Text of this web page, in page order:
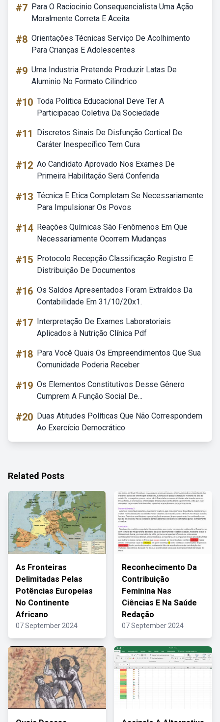
#7 Para O Raciocinio Consequencialista Uma Ação
Moralmente Correta E Aceita
#8 Orientações Técnicas Serviço De Acolhimento
Para Crianças E Adolescentes
#9 Uma Industria Pretende Produzir Latas De
Aluminio No Formato Cilindrico
#10 Toda Politica Educacional Deve Ter A
Participacao Coletiva Da Sociedade
#11
Discretos Sinais De Disfunção Cortical De
Caráter Inespecífico Tem Cura
#12 Ao Candidato Aprovado Nos Exames De
Primeira Habilitação Será Conferida
#13 Técnica E Etica Completam Se Necessariamente
Para Impulsionar Os Povos
#14 Reações Químicas São Fenômenos Em Que
Necessariamente Ocorrem Mudanças
#15 Protocolo Recepção Classificação Registro E
Distribuição De Documentos
#16 Os Saldos Apresentados Foram Extraídos Da
Contabilidade Em 31/10/20x1.
#17 Interpretação De Exames Laboratoriais
Aplicados à Nutrição Clínica Pdf
#18 Para Você Quais Os Empreendimentos Que Sua
Comunidade Poderia Receber
#19 Os Elementos Constitutivos Desse Gênero
Cumprem A Função Social De...
#20 Duas Atitudes Políticas Que Não Correspondem
Ao Exercício Democrático
Related Posts
As Fronteiras
Delimitadas Pelas
Potências Europeias
No Continente
Africano
07 September 2024
Reconhecimento Da
Contribuição
Feminina Nas
Ciências E Na Saúde
Redação
07 September 2024